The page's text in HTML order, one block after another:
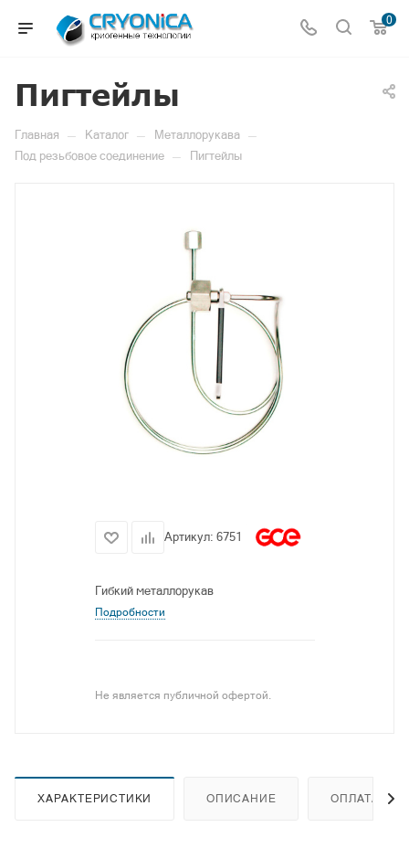
0
Пигтейлы
Главная — Каталог — Металлорукава —
Под резьбовое соединение — Пигтейлы
Артикул: 6751
Гибкий металлорукав
Подробности
Не является публичной офертой.
ХАРАКТЕРИСТИКИ ОПИСАНИЕ ОПЛАТА